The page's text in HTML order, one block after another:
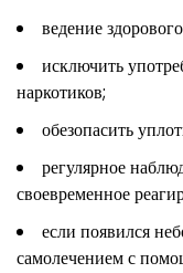
ведение
исключить
наркотиков;
обезопасить
регулярное
своевременное
если появился
самолечением с